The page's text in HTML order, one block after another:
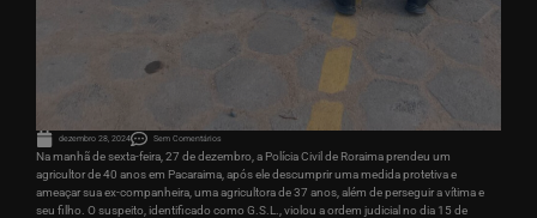
dezembro 28, 2024 Sem Comentários
Na manhã de sexta-feira, 27 de dezembro, a Polícia Civil de Roraima prendeu um
agricultor de 40 anos em Pacaraima, após ele descumprir uma medida protetiva e
ameaçar sua ex-companheira, uma agricultora de 37 anos, além de perseguir a vítima e
seu filho. O suspeito, identificado como G.S.L., violou a ordem judicial no dia 15 de